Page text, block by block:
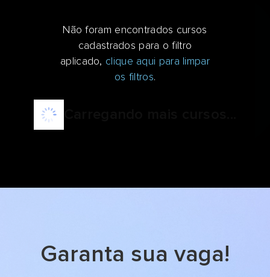
Não foram encontrados cursos
cadastrados para o filtro
aplicado, clique aqui para limpar
os filtros.
Garanta sua vaga!